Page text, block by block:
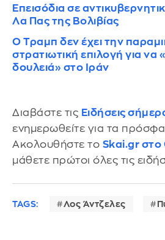
Επεισόδια σε
Λα Πας της Βολιβίας
Ο Τραμπ δεν έχει την
στρατιωτική επιλογή για να
δουλειά» στο Ιράν
Διαβάστε τις Ειδήσεις
ενημερωθείτε για τα
Ακολουθήστε το Skai.gr στο
μάθετε πρώτοι όλες τις
TAGS: Λος Άντζελες